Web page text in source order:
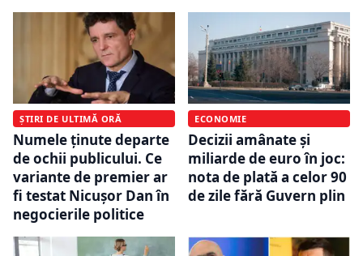
ȘTIRI DE ULTIMĂ ORĂ
Numele ținute departe
de ochii publicului. Ce
variante de premier ar
fi testat Nicușor Dan în
negocierile politice
ECONOMIE
Decizii amânate și
miliarde de euro în joc:
nota de plată a celor 90
de zile fără Guvern plin